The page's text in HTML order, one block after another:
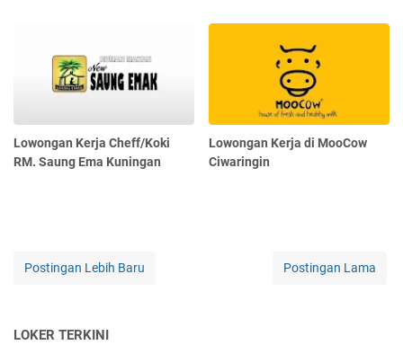
Lowongan Kerja Cheff/Koki
RM. Saung Ema Kuningan
Lowongan Kerja di MooCow
Ciwaringin
Postingan Lebih Baru Postingan Lama
LOKER TERKINI